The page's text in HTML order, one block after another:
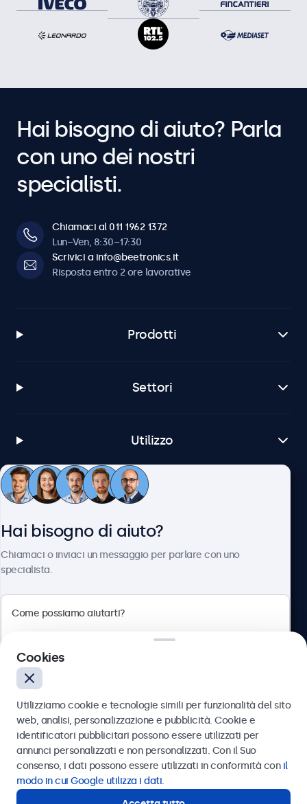
Hai bisogno di aiuto? Parla
con uno dei nostri
specialisti.
Chiamaci al 011 1962 1372
Lun–Ven, 8:30–17:30
Scrivici a info@beetronics.it
Risposta entro 2 ore lavorative
Prodotti
Settori
Utilizzo
Servizio Clienti
Italiano
Hai bisogno di aiuto?
Chiamaci o inviaci un messaggio per parlare con uno
specialista.
Inviare
Oppure chiamaci al
Cookies
Utilizziamo cookie e tecnologie simili per funzionalità del sito
web, analisi, personalizzazione e pubblicità. Cookie e
identificatori pubblicitari possono essere utilizzati per
annunci personalizzati e non personalizzati. Con il Suo
consenso, i dati possono essere utilizzati in conformità con il
modo in cui Google utilizza i dati.